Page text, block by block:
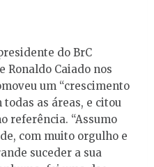
do BrC
Ronaldo Caiado nos
um “crescimento
as áreas, e citou
referência. “Assumo
com muito orgulho e
suceder a sua